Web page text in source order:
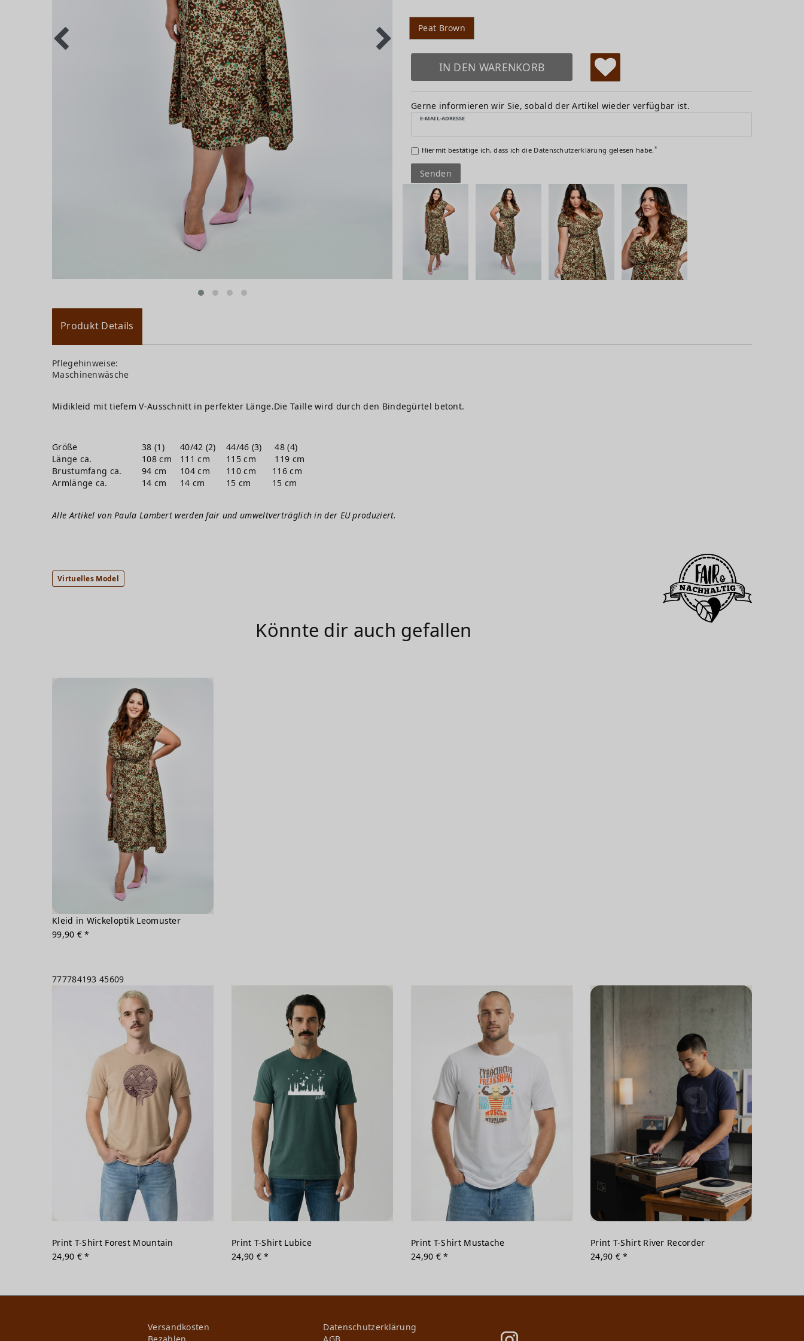
Peat Brown
IN DEN WARENKORB
W
u
ns
ch
te
Gerne informieren wir Sie, sobald der Artikel wieder verfügbar ist.
E-MAIL-ADRESSE
Hiermit bestätige ich, dass ich die Daten­schutz­erklärung gelesen habe. *
Senden
Produkt Details
Pflegehinweise:
Maschinenwäsche
Midikleid mit tiefem V-Ausschnitt in perfekter Länge.Die Taille wird durch den Bindegürtel betont.
Größe 38 (1) 40/42 (2) 44/46 (3)
48 (4)
Länge ca.
108 cm 111 cm 115 cm
119 cm
Brustumfang ca.
94 cm 104 cm 110 cm
116 cm
Armlänge ca.
14 cm 14 cm 15 cm 15 cm
Alle Artikel von Paula Lambert werden fair und umweltverträglich in der EU produziert.
Virtuelles Model
Könnte dir auch gefallen
Kleid in Wickeloptik Leomuster
99,90 € *
777784193 45609
Print T-Shirt Forest Mountain
24,90 € *
Print T-Shirt Lubice
24,90 € *
Print T-Shirt Mustache
24,90 € *
Print T-Shirt River Recorder
24,90 € *
Versandkosten
Daten­schutz­erklärung